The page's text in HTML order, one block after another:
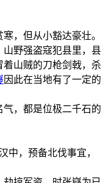
，但从小豁达豪壮。
山野强盗寇犯县里，县
山贼的刀枪剑戟，杀
因此在当地有了一定的
，都是位极二千石的
中，预备北伐事宜，